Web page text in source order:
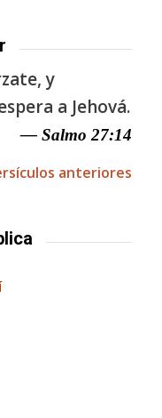
y
a Jehová.
— Salmo 27:14
anteriores